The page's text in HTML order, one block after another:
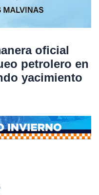
oficial
petrolero en
yacimiento